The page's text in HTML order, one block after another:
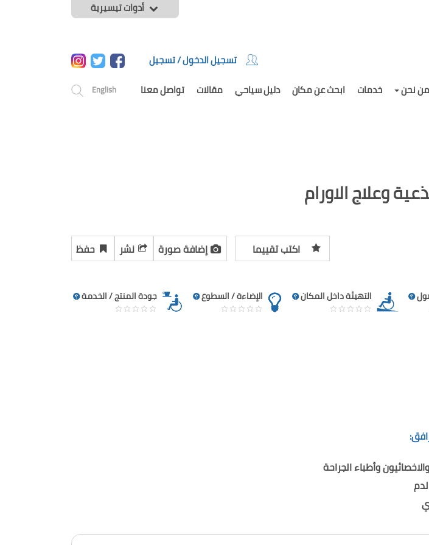
أدوات تيسيرية
تسجيل الدخول / تسجيل
English من نحن خدمات ابحث عن مكان دليل سياحي مقالات تواصل معنا
وعلاج الاورام
اكتب تقييما إضافة صورة نشر حفظ
التهيئة داخل المكان الإضاءة / السطوع جودة المنتج / الخدمة
وأطباء الجراحة